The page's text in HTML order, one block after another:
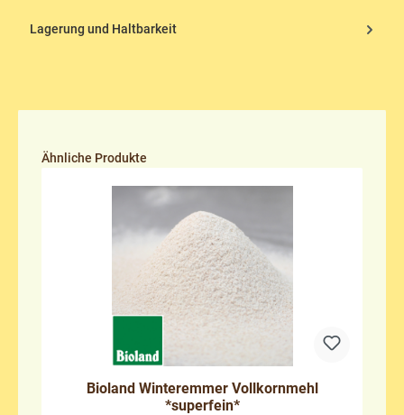
Lagerung und Haltbarkeit
Produktgalerie überspringen
Ähnliche Produkte
Bioland Winteremmer Vollkornmehl
*superfein*